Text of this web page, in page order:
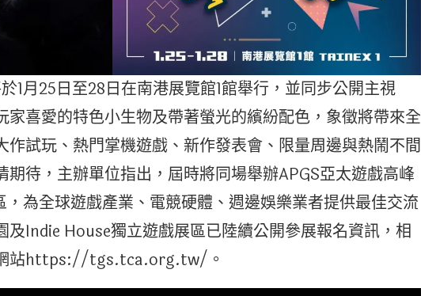
1月25日至28日在南港展覽館1館舉行，並同步公開主視
家喜愛的特色小生物及帶著螢光的繽紛配色，象徵將帶來全
作試玩、熱門掌機遊戲、新作發表會、限量周邊與熱鬧不間
待，主辦單位指出，屆時將同場舉辦APGS亞太遊戲高峰
為全球遊戲產業、電競硬體、週邊娛樂業者提供最佳交流
及Indie House獨立遊戲展區已陸續公開參展報名資訊，相
網站https://tgs.tca.org.tw/。